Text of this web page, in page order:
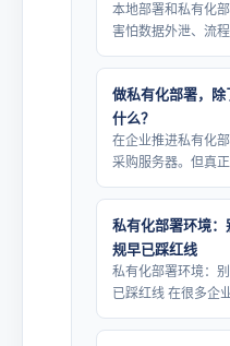
本地部署和私有化
害怕数据外泄、流
做私有化部署，
什么？
在企业推进私有化
采购服务器。但真
私有化部署环境
规早已踩红线
私有化部署环境：
已踩红线 在很多企